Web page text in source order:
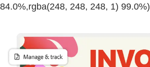
84.0%,rgba(248, 248, 248, 1) 99.0%)